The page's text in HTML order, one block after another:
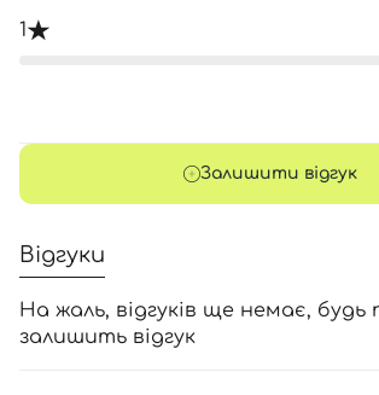
1
Залишити відгук
Відгуки
На жаль, відгуків ще немає,
залишить відгук